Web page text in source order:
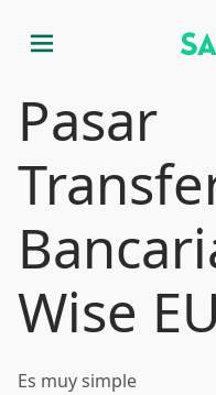
menu
Pasar
Wise
Es muy simple